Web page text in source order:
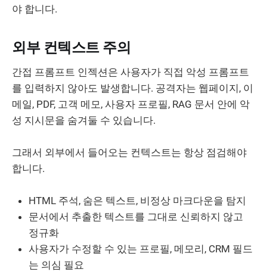
야 합니다.
외부 컨텍스트 주의
간접 프롬프트 인젝션은 사용자가 직접 악성 프롬프트
를 입력하지 않아도 발생합니다. 공격자는 웹페이지, 이
메일, PDF, 고객 메모, 사용자 프로필, RAG 문서 안에 악
성 지시문을 숨겨둘 수 있습니다.
그래서 외부에서 들어오는 컨텍스트는 항상 점검해야
합니다.
HTML 주석, 숨은 텍스트, 비정상 마크다운을 탐지
문서에서 추출한 텍스트를 그대로 신뢰하지 않고
정규화
사용자가 수정할 수 있는 프로필, 메모리, CRM 필드
는 의심 필요